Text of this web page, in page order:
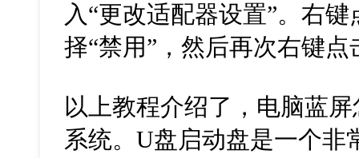
入“更改适配器设置”。右
择“禁用”，然后再次右键点
以上教程介绍了，电脑蓝
系统。U盘启动盘是一个非